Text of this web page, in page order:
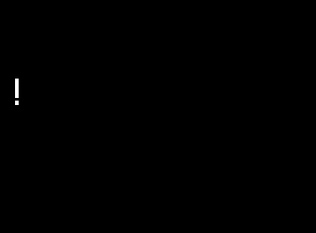
!
aux questions